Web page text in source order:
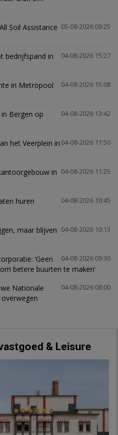
05-08-2026 09:25
Soil Assistance
04-08-2026 15:27
bedrijfspand in
04-08-2026 15:08
in Metropool
04-08-2026 13:42
Bergen op
04-08-2026 11:50
het Veerplein in
04-08-2026 11:25
in
04-08-2026 10:45
huren
04-08-2026 10:13
maar blijven
04-08-2026 09:30
‘Geen
betere buurten te maken’
04-08-2026 08:00
Nationale
& Leisure